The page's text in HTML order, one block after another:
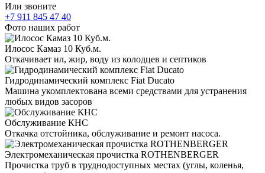
Или звоните
+7 911 845 47 40
Фото наших работ
Илосос Камаз 10 Куб.м.
Откачивает ил, жир, воду из колодцев и септиков
Гидродинамический комплекс Fiat Ducato
Машина укомплектована всеми средствами для устранения
любых видов засоров
Обслуживание КНС
Откачка отстойника, обслуживание и ремонт насоса.
Электромеханическая прочистка ROTHENBERGER
Прочистка труб в труднодоступных местах (углы, коленья,